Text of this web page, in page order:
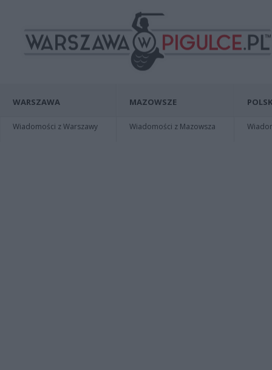
WARSZAWA
Wiadomości z Warszawy
MAZOWSZE
Wiadomości z Mazowsza